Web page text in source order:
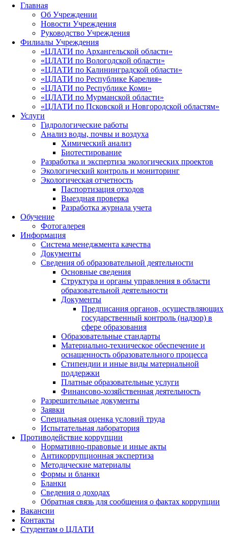
Главная
Об Учреждении
Новости Учреждения
Руководство Учреждения
Филиалы Учреждения
«ЦЛАТИ по Архангельской области»
«ЦЛАТИ по Вологодской области»
«ЦЛАТИ по Калининградской области»
«ЦЛАТИ по Республике Карелия»
«ЦЛАТИ по Республике Коми»
«ЦЛАТИ по Мурманской области»
«ЦЛАТИ по Псковской и Новгородской областям»
Услуги
Гидрологические работы
Анализ воды, почвы и воздуха
Химический анализ
Биотестирование
Разработка и экспертиза экологических проектов
Экологический контроль и мониторинг
Экологическая отчетность
Паспортизация отходов
Выездная проверка
Разработка журнала учета
Обучение
Фотогалерея
Информация
Система менеджмента качества
Документы
Сведения об образовательной деятельности
Основные сведения
Структура и органы управления в области
образовательной деятельности
Документы
Предписания органов, осуществляющих
государственный контроль (надзор) в
сфере образования
Образовательные стандарты
Материально-техническое обеспечение и
оснащенность образовательного процесса
Стипендии и иные виды материальной
поддержки
Платные образовательные услуги
Финансово-хозяйственная деятельность
Разрешительные документы
Заявки
Специальная оценка условий труда
Испытательная лаборатория
Противодействие коррупции
Нормативно-правовые и иные акты
Антикоррупционная экспертиза
Методические материалы
Формы и бланки
Бланки
Сведения о доходах
Обратная связь для сообщения о фактах коррупции
Вакансии
Контакты
Студентам о ЦЛАТИ